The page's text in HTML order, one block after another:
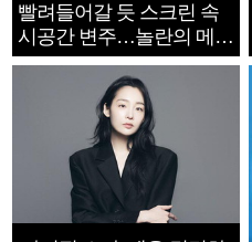
빨려들어갈 듯 스크린 속
시공간 변주…놀란의 메시
지는 ‘전쟁 속죄’